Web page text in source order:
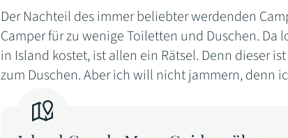
Der Nachteil des immer beliebter werdenden
Camper für zu wenige Toiletten und Duschen. Da
in Island kostet, ist allen ein Rätsel. Denn dieser
zum Duschen. Aber ich will nicht jammern, denn